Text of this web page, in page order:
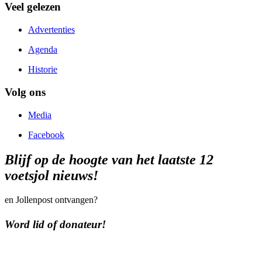
Veel gelezen
Advertenties
Agenda
Historie
Volg ons
Media
Facebook
Blijf op de hoogte van het laatste 12
voetsjol nieuws!
en Jollenpost ontvangen?
Word lid of donateur!